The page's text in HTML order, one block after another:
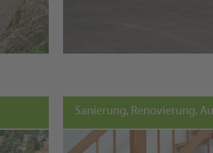
Sanierung, Renovierung,